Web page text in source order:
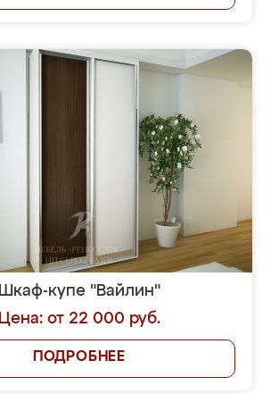
Шкаф-купе "Вайлин"
Цена: от 22 000 руб.
ПОДРОБНЕЕ